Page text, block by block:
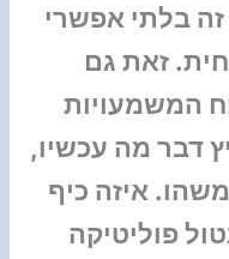
בלתי אפשרי
זאת גם
המשמעויות
דבר מה עכשיו,
איזה כיף
פוליטיקה